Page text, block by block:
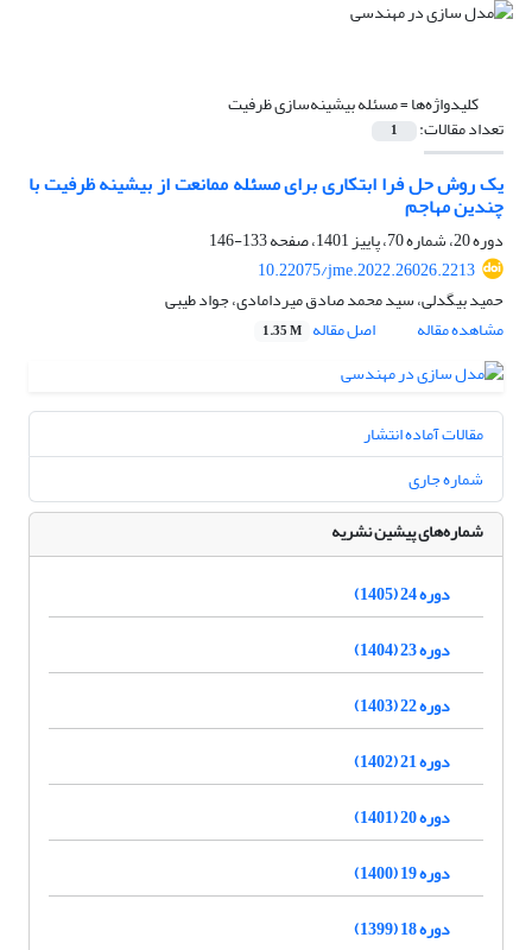
کلیدواژه‌ها =مسئله بیشینه‌سازی ظرفیت
تعداد مقالات: 1
یک روش حل فرا ابتکاری برای مسئله ممانعت از بیشینه ظرفیت با
چندین مهاجم
دوره 20، شماره 70، پاییز 1401، صفحه
133-146
10.22075/jme.2022.26026.2213
حمید بیگدلی، سید محمد صادق میردامادی، جواد طیبی
مشاهده مقاله
اصل مقاله 1.35 M
مقالات آماده انتشار
شماره جاری
شماره‌های پیشین نشریه
دوره 24 (1405)
دوره 23 (1404)
دوره 22 (1403)
دوره 21 (1402)
دوره 20 (1401)
دوره 19 (1400)
دوره 18 (1399)